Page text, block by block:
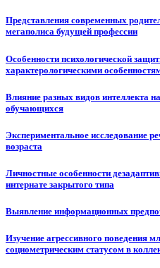
Представления современных
мегаполиса будущей профессии
Особенности психологической
характерологическими
Влияние разных видов интеллекта
обучающихся
Экспериментальное исследование
возраста
Личностные особенности
интернате закрытого типа
Выявление информационных
Изучение агрессивного поведения
социометрическим статусом в